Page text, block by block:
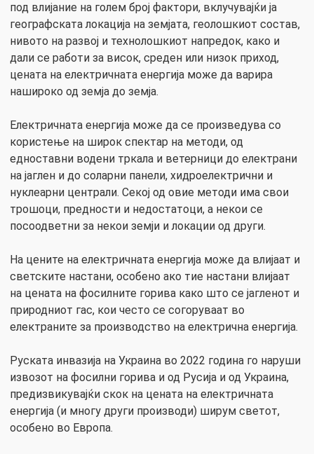
под влијание на голем број фактори, вклучувајќи ја
географската локација на земјата, геолошкиот состав,
нивото на развој и технолошкиот напредок, како и
дали се работи за висок, среден или низок приход,
цената на електричната енергија може да варира
нашироко од земја до земја.
Електричната енергија може да се произведува со
користење на широк спектар на методи, од
едноставни водени тркала и ветерници до електрани
на јаглен и до соларни панели, хидроелектрични и
нуклеарни централи. Секој од овие методи има свои
трошоци, предности и недостатоци, а некои се
посоодветни за некои земји и локации од други.
На цените на електричната енергија може да влијаат и
светските настани, особено ако тие настани влијаат
на цената на фосилните горива како што се јагленот и
природниот гас, кои често се согоруваат во
електраните за производство на електрична енергија.
Руската инвазија на Украина во 2022 година го наруши
извозот на фосилни горива и од Русија и од Украина,
предизвикувајќи скок на цената на електричната
енергија (и многу други производи) ширум светот,
особено во Европа.